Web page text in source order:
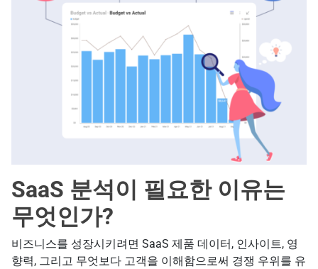
SaaS 분석이 필요한 이유는
무엇인가?
비즈니스를 성장시키려면 SaaS 제품 데이터, 인사이트, 영
향력, 그리고 무엇보다 고객을 이해함으로써 경쟁 우위를 유